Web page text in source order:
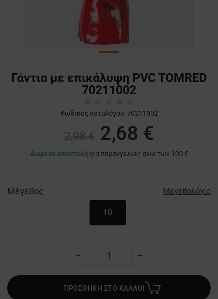
Γάντια με επικάλυψη PVC TOMRED
70211002
Κωδικός καταλόγου: 70211002
2,98 € 2,68 €
Δωρεάν αποστολή για παραγγελίες άνω των 100 €
Μέγεθος Μεγεθολόγιο
10
ΠΡΟΣΘΗΚΗ ΣΤΟ ΚΑΛΑΘΙ